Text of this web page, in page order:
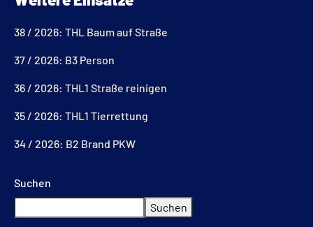
38 / 2026: THL Baum auf Straße
37 / 2026: B3 Person
36 / 2026: THL1 Straße reinigen
35 / 2026: THL1 Tierrettung
34 / 2026: B2 Brand PKW
Suchen
Suchen